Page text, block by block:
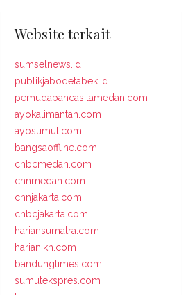
Website terkait
sumselnews.id
publikjabodetabek.id
pemudapancasilamedan.com
ayokalimantan.com
ayosumut.com
bangsaoffline.com
cnbcmedan.com
cnnmedan.com
cnnjakarta.com
cnbcjakarta.com
hariansumatra.com
harianikn.com
bandungtimes.com
sumutekspres.com